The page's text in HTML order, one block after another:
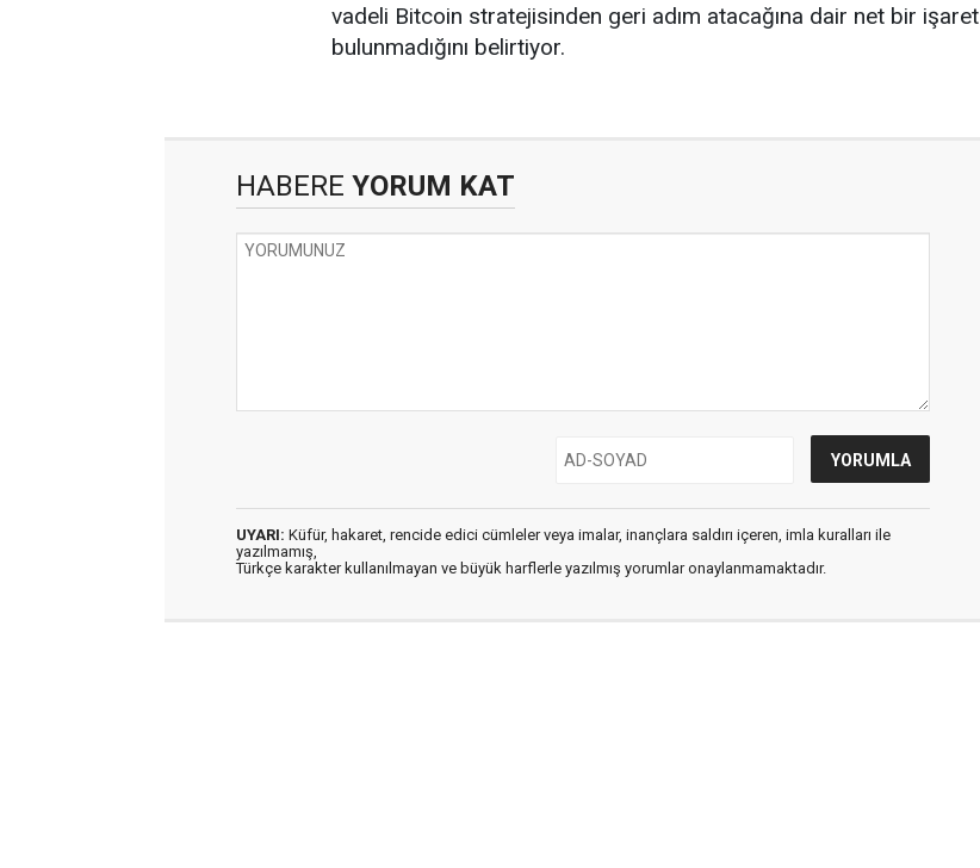
vadeli Bitcoin stratejisinden geri adım atacağına dair net bir işaret
bulunmadığını belirtiyor.
HABERE YORUM KAT
UYARI: Küfür, hakaret, rencide edici cümleler veya imalar, inançlara saldırı içeren, imla kuralları ile
yazılmamış,
Türkçe karakter kullanılmayan ve büyük harflerle yazılmış yorumlar onaylanmamaktadır.